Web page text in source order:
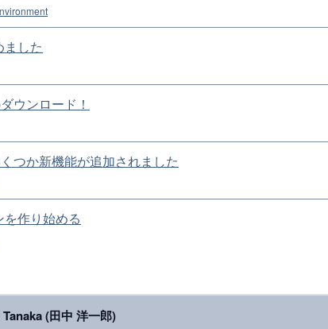
した
ウンロード！
つか新機能が追加されました
作り始める
(田中 洋一郎)